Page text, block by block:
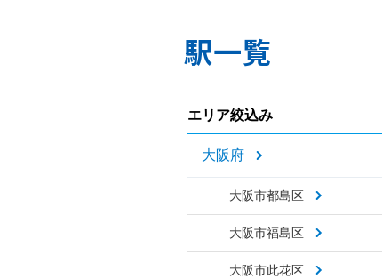
駅一覧
エリア絞込み
大阪府
大阪市都島区
大阪市福島区
大阪市此花区